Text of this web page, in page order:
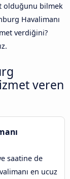
olduğunu bilmek
Havalimanı
verdiğini?
veren
saatine de
en ucuz